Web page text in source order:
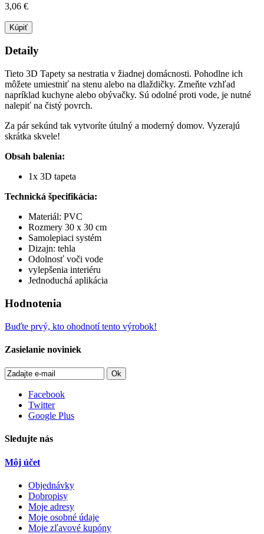
3,06 €
Kúpiť
Detaily
Tieto 3D Tapety sa nestratia v žiadnej domácnosti. Pohodlne ich
môžete umiestniť na stenu alebo na dlaždičky. Zmeňte vzhľad
napríklad kuchyne alebo obývačky. Sú odolné proti vode, je nutné
nalepiť na čistý povrch.
Za pár sekúnd tak vytvoríte útulný a moderný domov. Vyzerajú
skrátka skvele!
Obsah balenia:
1x 3D tapeta
Technická špecifikácia:
Materiál: PVC
Rozmery 30 x 30 cm
Samolepiaci systém
Dizajn: tehla
Odolnosť voči vode
vylepšenia interiéru
Jednoduchá aplikácia
Hodnotenia
Buďte prvý, kto ohodnotí tento výrobok!
Zasielanie noviniek
Ok
Facebook
Twitter
Google Plus
Sledujte nás
Môj účet
Objednávky
Dobropisy
Moje adresy
Moje osobné údaje
Moje zľavové kupóny